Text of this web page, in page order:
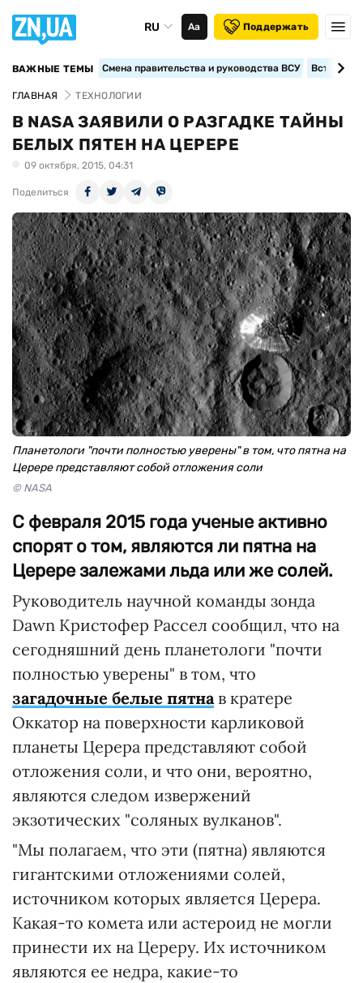
RU Аа Поддержать
ВАЖНЫЕ ТЕМЫ Смена правительства и руководства ВСУ
ГЛАВНАЯ ТЕХНОЛОГИИ
В NASA ЗАЯВИЛИ О РАЗГАДКЕ ТАЙНЫ
БЕЛЫХ ПЯТЕН НА ЦЕРЕРЕ
09 октября, 2015, 04:31
Поделиться
Планетологи "почти полностью уверены" в том, что пятна на
Церере представляют собой отложения соли
© NASA
С февраля 2015 года ученые активно
спорят о том, являются ли пятна на
Церере залежами льда или же солей.
Руководитель научной команды зонда
Dawn Кристофер Рассел сообщил, что на
сегодняшний день планетологи "почти
полностью уверены" в том, что
загадочные белые пятнав кратере
Оккатор на поверхности карликовой
планеты Церера представляют собой
отложения соли, и что они, вероятно,
являются следом извержений
экзотических "соляных вулканов".
"Мы полагаем, что эти (пятна) являются
гигантскими отложениями солей,
источником которых является Церера.
Какая-то комета или астероид не могли
принести их на Цереру. Их источником
являются ее недра, какие-то